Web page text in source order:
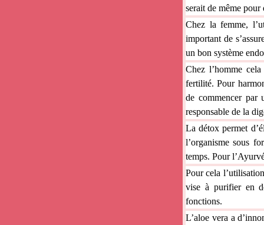
serait de même pour
Chez la femme,
important de
un bon système
Chez l’homme
fertilité. Pour
de commencer par
responsable de la
La détox permet
l’organisme sous
temps. Pour
Pour cela
vise à purifier en
fonctions.
L’aloe vera a